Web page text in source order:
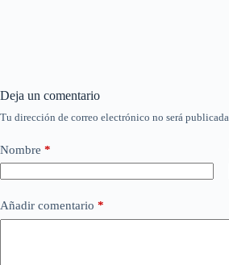
Deja un comentario
Tu dirección de correo electrónico no será publicada.
Nombre *
Añadir comentario *